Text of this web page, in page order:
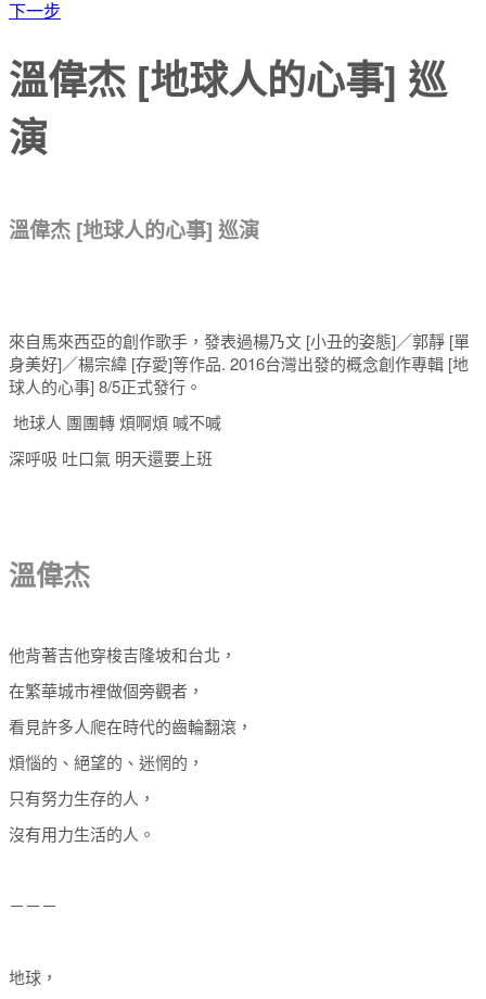
下一步
溫偉杰 [地球人的心事] 巡
演
溫偉杰 [地球人的心事] 巡演
來自馬來西亞的創作歌手，發表過楊乃文 [小丑的姿態]／郭靜 [單
身美好]／楊宗緯 [存愛]等作品. 2016台灣出發的概念創作專輯 [地
球人的心事] 8/5正式發行。
地球人 團團轉 煩啊煩 喊不喊
深呼吸 吐口氣 明天還要上班
溫偉杰
他背著吉他穿梭吉隆坡和台北，
在繁華城市裡做個旁觀者，
看見許多人爬在時代的齒輪翻滾，
煩惱的、絕望的、迷惘的，
只有努力生存的人，
沒有用力生活的人。
－－－
地球，